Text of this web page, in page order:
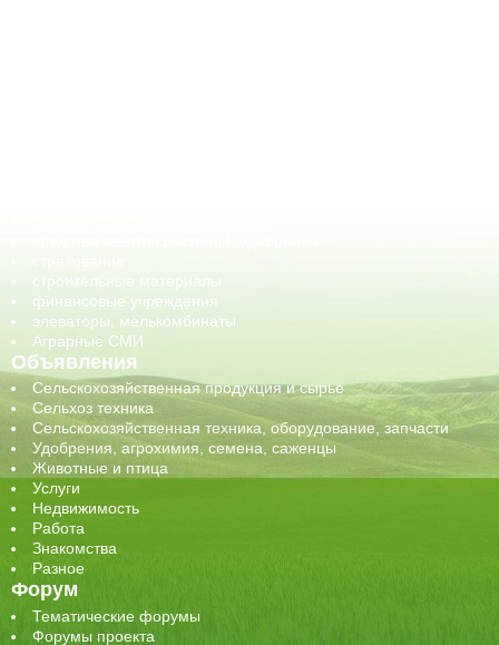
строительные материалы
финансовые учреждения
элеваторы, мелькомбинаты
Аграрные СМИ
Объявления
Сельскохозяйственная продукция и сырье
Сельхоз техника
Сельскохозяйственная техника, оборудование, запчасти
Удобрения, агрохимия, семена, саженцы
Животные и птица
Услуги
Недвижимость
Работа
Знакомства
Разное
Форум
Тематические форумы
Форумы проекта